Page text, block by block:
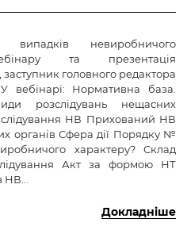
випадків невиробничого
та презентація
головного редактора
вебінарі: Нормативна база.
розслідувань нещасних
НВ Прихований НВ
органів Сфера дії Порядку №
характеру? Склад
Акт за формою НТ
НВ...
Докладніше